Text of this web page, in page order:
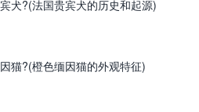
犬?(法国贵宾犬的历史和起源)
猫?(橙色缅因猫的外观特征)